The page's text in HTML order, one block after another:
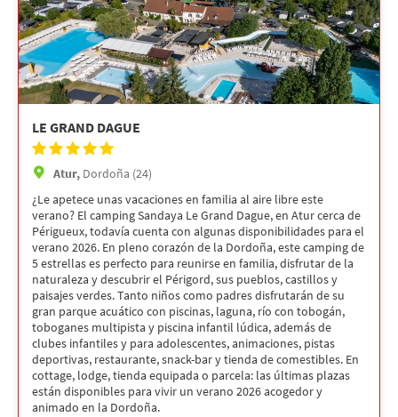
LE GRAND DAGUE
Atur, Dordoña (24)
¿Le apetece unas vacaciones en familia al aire libre este
verano? El camping Sandaya Le Grand Dague, en Atur cerca de
Périgueux, todavía cuenta con algunas disponibilidades para el
verano 2026. En pleno corazón de la Dordoña, este camping de
5 estrellas es perfecto para reunirse en familia, disfrutar de la
naturaleza y descubrir el Périgord, sus pueblos, castillos y
paisajes verdes. Tanto niños como padres disfrutarán de su
gran parque acuático con piscinas, laguna, río con tobogán,
toboganes multipista y piscina infantil lúdica, además de
clubes infantiles y para adolescentes, animaciones, pistas
deportivas, restaurante, snack-bar y tienda de comestibles. En
cottage, lodge, tienda equipada o parcela: las últimas plazas
están disponibles para vivir un verano 2026 acogedor y
animado en la Dordoña.